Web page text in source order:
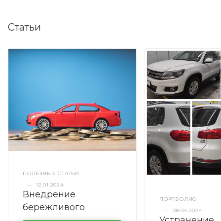
Статьи
ПОЛЕЗНЫЕ СТАТЬИ
—
12.01.2024
Внедрение
бережливого
ПОРТФОЛИО
—
08.04.2024